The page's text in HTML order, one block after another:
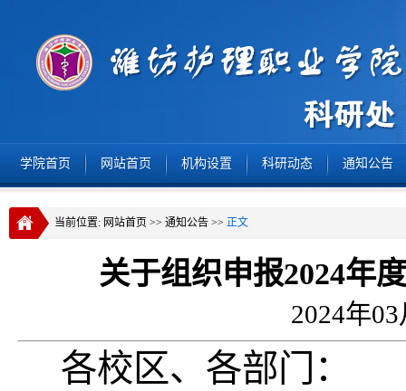
学院首页 网站首页 机构设置 科研动态 通知公告
当前位置: 网站首页 >> 通知公告 >> 正文
关于组织申报2024年
2024年
各校区、各部门：